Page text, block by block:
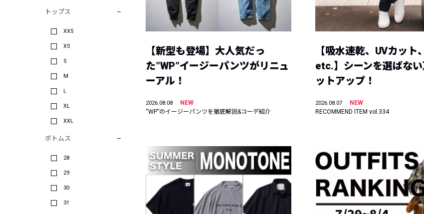
トップス
XXS
XS
S
M
L
XL
XXL
ボトムス
28
29
30
31
【新型も登場】大人気だっ
た”WP”イージーパンツがリニュ
ーアル！
2026.08.08
NEW
“WP”のイージーパンツを徹底解説&コーデ紹介
【吸水速乾、UVカット
etc.】シーンを選ばな
ットアップ！
2026.08.07
NEW
RECOMMEND ITEM vol.334